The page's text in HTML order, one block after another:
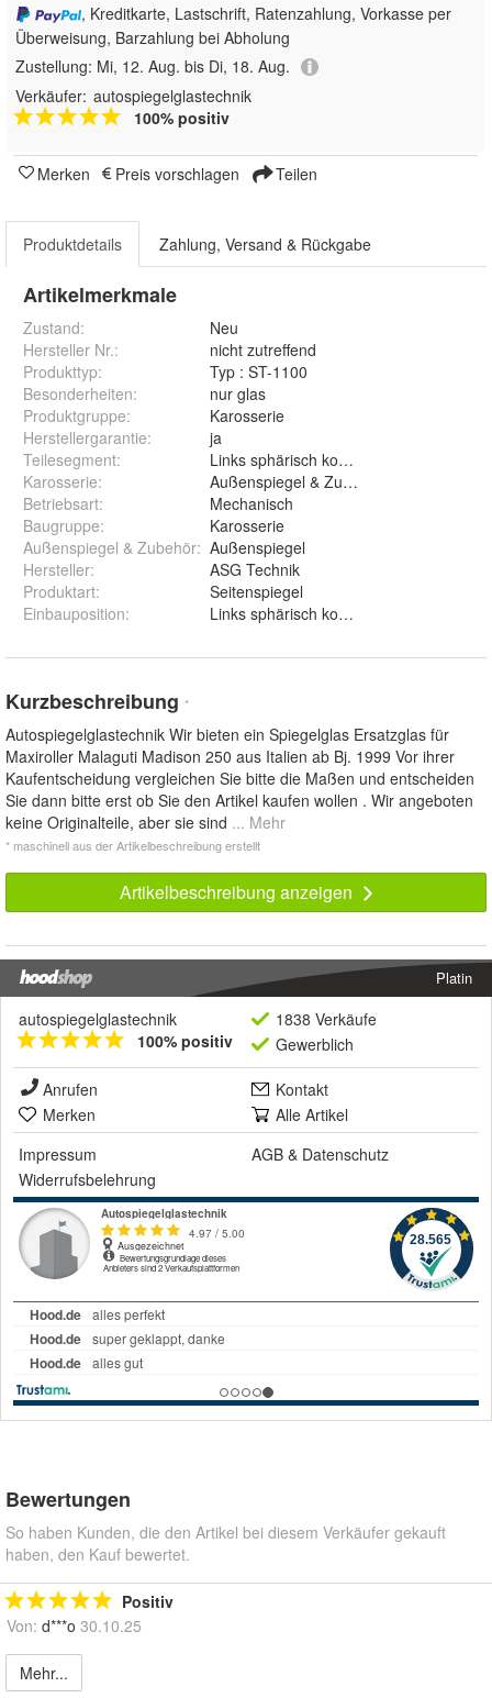
, Kreditkarte, Lastschrift, Ratenzahlung, Vorkasse per
Überweisung, Barzahlung bei Abholung
Zustellung: Mi, 12. Aug. bis Di, 18. Aug.
Verkäufer: autospiegelglastechnik
100% positiv
Merken Preis vorschlagen Teilen
Produktdetails Zahlung, Versand & Rückgabe
Artikelmerkmale
Zustand:
Neu
Hersteller Nr.:
nicht zutreffend
Produkttyp:
Typ : ST-1100
Besonderheiten:
nur glas
Produktgruppe:
Karosserie
Herstellergarantie:
ja
Teilesegment:
Links sphärisch konvex
Karosserie:
Außenspiegel & Zubehör
Betriebsart:
Mechanisch
Baugruppe:
Karosserie
Außenspiegel & Zubehör: Außenspiegel
Hersteller:
ASG Technik
Produktart:
Seitenspiegel
Einbauposition: Links sphärisch konvex
Kurzbeschreibung *
Autospiegelglastechnik Wir bieten ein Spiegelglas Ersatzglas für
Maxiroller Malaguti Madison 250 aus Italien ab Bj. 1999 Vor ihrer
Kaufentscheidung vergleichen Sie bitte die Maßen und entscheiden
Sie dann bitte erst ob Sie den Artikel kaufen wollen . Wir angeboten
keine Originalteile, aber sie sind ... Mehr
* maschinell aus der Artikelbeschreibung erstellt
Artikelbeschreibung anzeigen
Platin
autospiegelglastechnik
100% positiv
1838 Verkäufe
Gewerblich
Anrufen
Kontakt
Merken
Alle Artikel
Impressum
AGB & Datenschutz
Widerrufsbelehrung
Bewertungen
So haben Kunden, die den Artikel bei diesem Verkäufer gekauft
haben, den Kauf bewertet.
Positiv
Von: d***o 30.10.25
Mehr...